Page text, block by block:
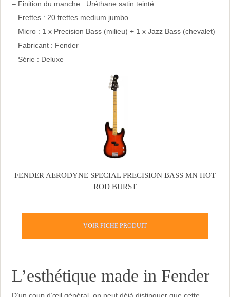
– Finition du manche : Uréthane satin teinté
– Frettes : 20 frettes medium jumbo
– Micro : 1 x Precision Bass (milieu) + 1 x Jazz Bass (chevalet)
– Fabricant : Fender
– Série : Deluxe
FENDER AERODYNE SPECIAL PRECISION BASS MN HOT
ROD BURST
VOIR FICHE PRODUIT
L’esthétique made in Fender